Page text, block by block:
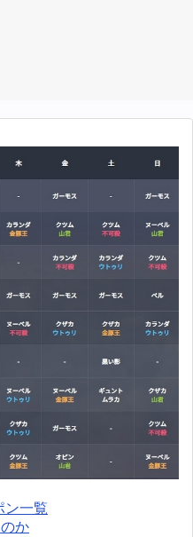
ン一覧
か